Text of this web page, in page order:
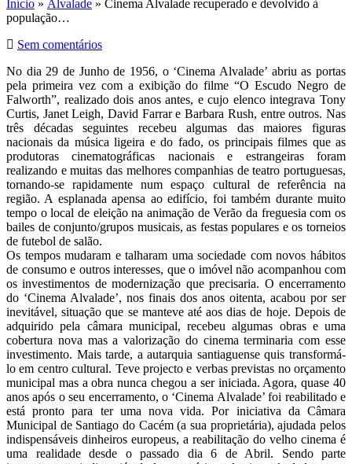
Início » Alvalade » Cinema Alvalade recuperado e devolvido à
população…
Sem comentários
No dia 29 de Junho de 1956, o ‘Cinema Alvalade’ abriu as portas
pela primeira vez com a exibição do filme “O Escudo Negro de
Falworth”, realizado dois anos antes, e cujo elenco integrava Tony
Curtis, Janet Leigh, David Farrar e Barbara Rush, entre outros. Nas
três décadas seguintes recebeu algumas das maiores figuras
nacionais da música ligeira e do fado, os principais filmes que as
produtoras cinematográficas nacionais e estrangeiras foram
realizando e muitas das melhores companhias de teatro portuguesas,
tornando-se rapidamente num espaço cultural de referência na
região. A esplanada apensa ao edifício, foi também durante muito
tempo o local de eleição na animação de Verão da freguesia com os
bailes de conjunto/grupos musicais, as festas populares e os torneios
de futebol de salão.
Os tempos mudaram e talharam uma sociedade com novos hábitos
de consumo e outros interesses, que o imóvel não acompanhou com
os investimentos de modernização que precisaria. O encerramento
do ‘Cinema Alvalade’, nos finais dos anos oitenta, acabou por ser
inevitável, situação que se manteve até aos dias de hoje. Depois de
adquirido pela câmara municipal, recebeu algumas obras e uma
cobertura nova mas a valorização do cinema terminaria com esse
investimento. Mais tarde, a autarquia santiaguense quis transformá-
lo em centro cultural. Teve projecto e verbas previstas no orçamento
municipal mas a obra nunca chegou a ser iniciada. Agora, quase 40
anos após o seu encerramento, o ‘Cinema Alvalade’ foi reabilitado e
está pronto para ter uma nova vida. Por iniciativa da Câmara
Municipal de Santiago do Cacém (a sua proprietária), ajudada pelos
indispensáveis dinheiros europeus, a reabilitação do velho cinema é
uma realidade desde o passado dia 6 de Abril. Sendo parte